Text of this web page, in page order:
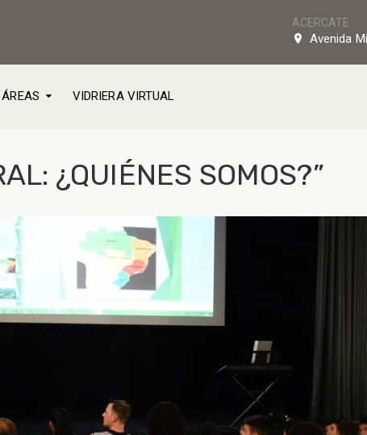
ACERCATE
Avenida
ÁREAS VIDRIERA VIRTUAL
¿QUIÉNES SOMOS?”